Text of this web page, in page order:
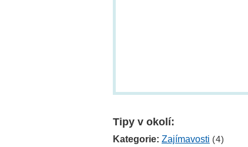
Tipy v okolí:
Kategorie: Zajímavosti (4)